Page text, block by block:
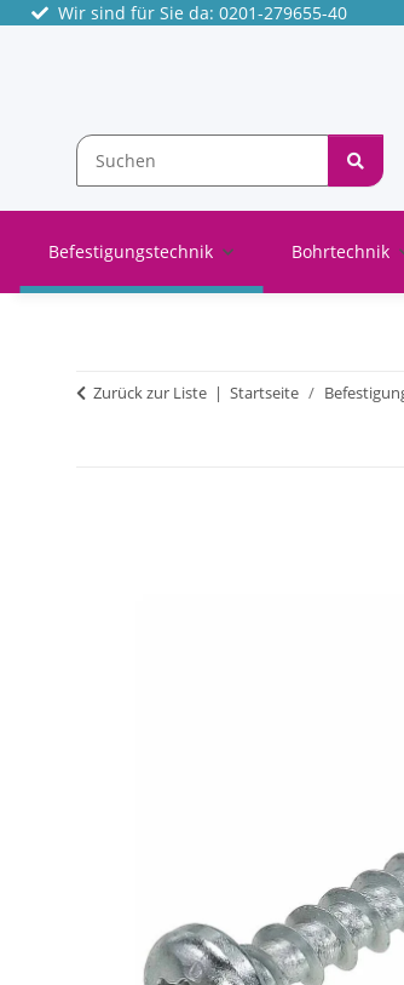
Wir sind für Sie da: 0201-279655-40
Befestigungstechnik Bohrtechnik
Zurück zur Liste Startseite